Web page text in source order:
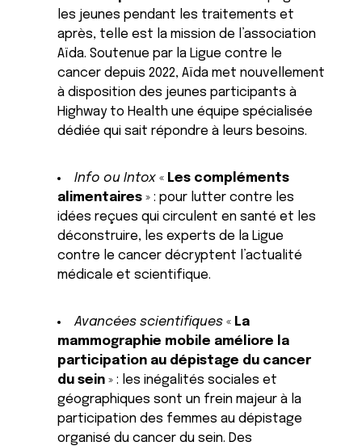
les jeunes pendant les traitements et
après, telle est la mission de l’association
Aïda. Soutenue par la Ligue contre le
cancer depuis 2022, Aïda met nouvellement
à disposition des jeunes participants à
Highway to Health une équipe spécialisée
dédiée qui sait répondre à leurs besoins.
Info ou Intox«Les compléments
alimentaires » : pour lutter contre les
idées reçues qui circulent en santé et les
déconstruire, les experts de la Ligue
contre le cancer décryptent l’actualité
médicale et scientifique.
Avancées scientifiques« La
mammographie mobile améliore la
participation au dépistage du cancer
du sein» : les inégalités sociales et
géographiques sont un frein majeur à la
participation des femmes au dépistage
organisé du cancer du sein. Des